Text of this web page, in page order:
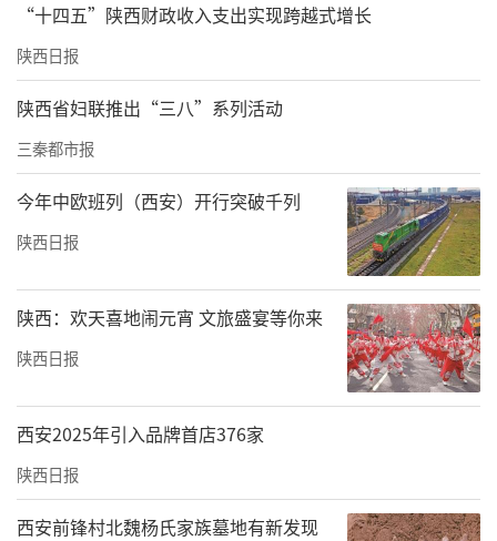
“十四五”陕西财政收入支出实现跨越式增长
陕西日报
陕西省妇联推出“三八”系列活动
三秦都市报
今年中欧班列（西安）开行突破千列
陕西日报
陕西：欢天喜地闹元宵 文旅盛宴等你来
陕西日报
西安2025年引入品牌首店376家
陕西日报
西安前锋村北魏杨氏家族墓地有新发现